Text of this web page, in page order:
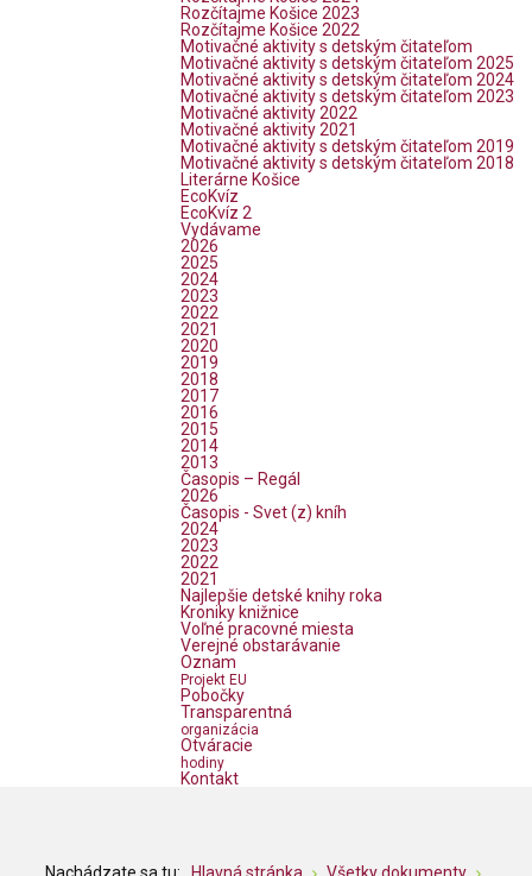
Rozčítajme Košice 2023
Rozčítajme Košice 2022
Motivačné aktivity s detským čitateľom
Motivačné aktivity s detským čitateľom 2025
Motivačné aktivity s detským čitateľom 2024
Motivačné aktivity s detským čitateľom 2023
Motivačné aktivity 2022
Motivačné aktivity 2021
Motivačné aktivity s detským čitateľom 2019
Motivačné aktivity s detským čitateľom 2018
Literárne Košice
EcoKvíz
EcoKvíz 2
Vydávame
2026
2025
2024
2023
2022
2021
2020
2019
2018
2017
2016
2015
2014
2013
Časopis – Regál
2026
Časopis - Svet (z) kníh
2024
2023
2022
2021
Najlepšie detské knihy roka
Kroniky knižnice
Voľné pracovné miesta
Verejné obstarávanie
Oznam
Projekt EU
Pobočky
Transparentná
organizácia
Otváracie
hodiny
Kontakt